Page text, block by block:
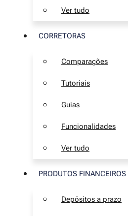
Ver tudo
CORRETORAS
Comparações
Tutoriais
Guias
Funcionalidades
Ver tudo
PRODUTOS FINANCEIROS
Depósitos a prazo